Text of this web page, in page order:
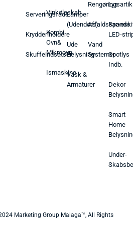
Serveringsfade
Krydderiholdere
Skuffeindsatser
Vinkøleskab
Kombi
Ovn&
Mikroovn
Ismaskine
Lamper
(Udendørs)
Ude
Belysning
Vask &
Armaturer
Affaldsspande
Vand
Systemer
Lys
LED-
Spotlys
Indb.
Dekor
Smart
Home
Under-
Marketing Group Malaga™, All Rights